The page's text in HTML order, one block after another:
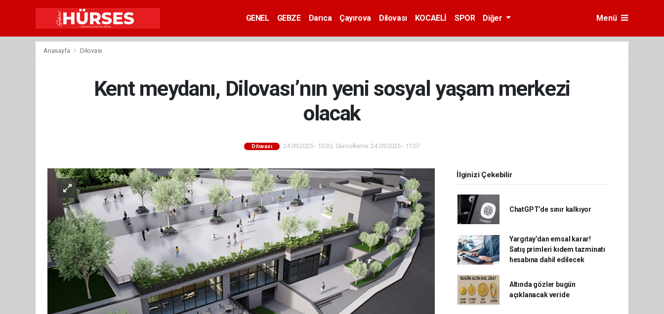
GENEL GEBZE Darıca Çayırova Dilovası KOCAELİ SPOR Diğer Menü
Anasayfa Dilovası
Kent meydanı, Dilovası’nın yeni sosyal yaşam merkezi
olacak
Dilovası 24.09.2025 - 10:30, Güncelleme: 24.09.2025 - 11:07
İlginizi Çekebilir
ChatGPT’de sınır kalkıyor
Yargıtay’dan emsal karar!
Satış primleri kıdem tazminatı
hesabına dahil edilecek
Altında gözler bugün
açıklanacak veride